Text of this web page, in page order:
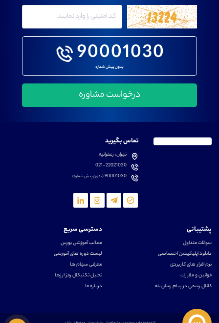
90001030
بدون پیش شماره
تماس بگیرید
تهران، زعفرانیه
021-22021030
90001030(بدون پیش شماره)
پشتیبانی
سوالات متداول
دانلود اپلیکیشن اختصاصی
نرم افزار های کاربردی
قوانین و مقررات
کانال رسمی در پیام رسان بله
دسترسی سریع
مطالب آموزشی بورس
لیست دوره های آموزشی
معرفی سهام ها
تحلیل تکنیکال رمز ارزها
درباره ما